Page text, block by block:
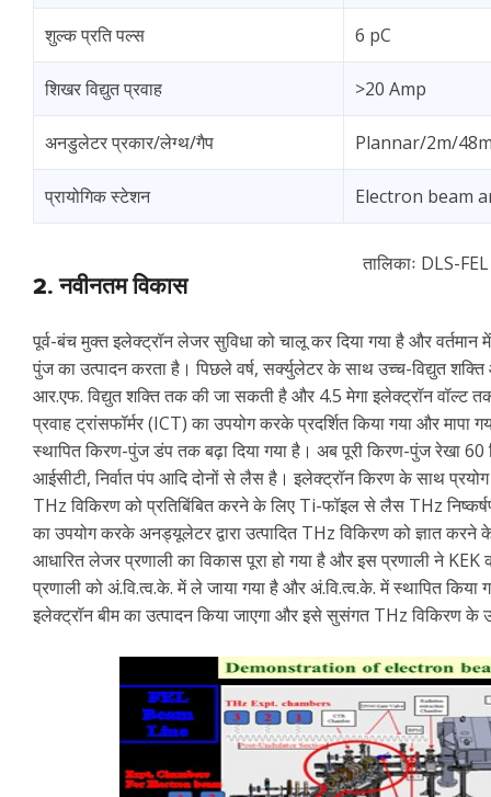
शुल्क प्रति पल्स 6 pC
शिखर विद्युत प्रवाह >20 Amp
अनडुलेटर प्रकार/लेग्थ/गैप Plannar/2m/
प्रायोगिक स्टेशन Electron beam
तालिकाः DLS-
2. नवीनतम विकास
पूर्व-बंच मुक्त इलेक्ट्रॉन लेजर सुविधा को चालू कर दिया गया है और वर्तमान
पुंज का उत्पादन करता है। पिछले वर्ष, सर्क्युलेटर के साथ उच्च-विद्युत
आर.एफ. विद्युत शक्ति तक की जा सकती है और 4.5 मेगा इलेक्ट्रॉन वॉल्ट
प्रवाह ट्रांसफॉर्मर (ICT) का उपयोग करके प्रदर्शित किया गया और
स्थापित किरण-पुंज डंप तक बढ़ा दिया गया है। अब पूरी किरण-पुंज रेखा
आईसीटी, निर्वात पंप आदि दोनों से लैस है। इलेक्ट्रॉन किरण के साथ
THz विकिरण को प्रतिबिंबित करने के लिए Ti-फॉइल से लैस THz
का उपयोग करके अनड्यूलेटर द्वारा उत्पादित THz विकिरण को ज्ञात
आधारित लेजर प्रणाली का विकास पूरा हो गया है और इस प्रणाली ने
प्रणाली को अं.वि.त्व.के. में ले जाया गया है और अं.वि.त्व.के. में स्थापित
इलेक्ट्रॉन बीम का उत्पादन किया जाएगा और इसे सुसंगत THz विकिरण